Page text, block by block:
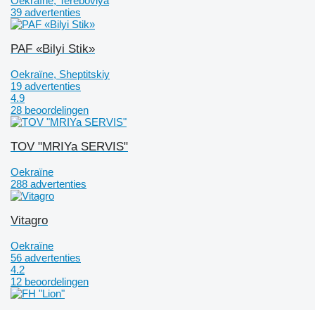
39 advertenties
PAF «Bilyi Stik»
Oekraïne, Sheptitskiy
19 advertenties
4.9
28 beoordelingen
TOV "MRIYa SERVIS"
Oekraïne
288 advertenties
Vitagro
Oekraïne
56 advertenties
4.2
12 beoordelingen